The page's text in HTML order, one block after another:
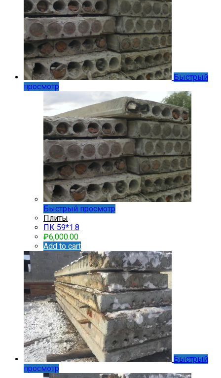
Быстрый
просмотр
Быстрый просмотр
Плиты
ПК 59*1.8
₽6,000.00
Add to cart
Быстрый
просмотр